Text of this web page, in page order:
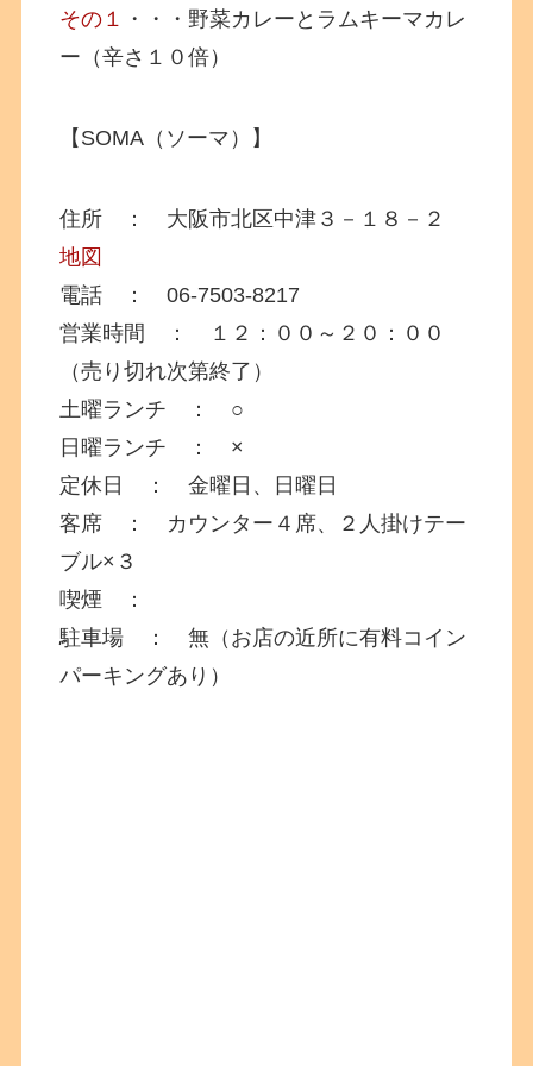
その１ ・・・野菜カレーとラムキーマカレ
ー（辛さ１０倍）
【SOMA（ソーマ）】
住所 ： 大阪市北区中津３－１８－２
地図
電話 ： 06-7503-8217
営業時間 ： １２：００～２０：００
（売り切れ次第終了）
土曜ランチ ： ○
日曜ランチ ： ×
定休日 ： 金曜日、日曜日
客席 ： カウンター４席、２人掛けテー
ブル×３
喫煙 ：
駐車場 ： 無（お店の近所に有料コイン
パーキングあり）